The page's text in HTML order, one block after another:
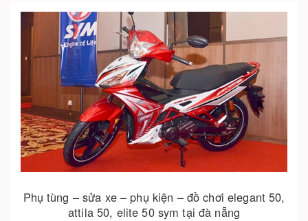
Phụ tùng – sửa xe – phụ kiện – đồ chơi elegant 50,
attila 50, elite 50 sym tại đà nẵng
Cho vào giỏ hàng